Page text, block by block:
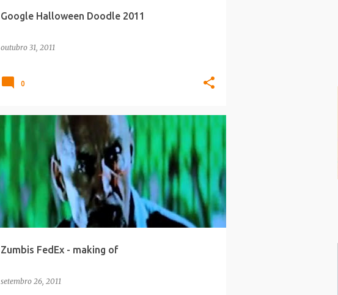
Google Halloween Doodle 2011
outubro 31, 2011
0
Zumbis FedEx - making of
setembro 26, 2011
MAKING_OF TERROR